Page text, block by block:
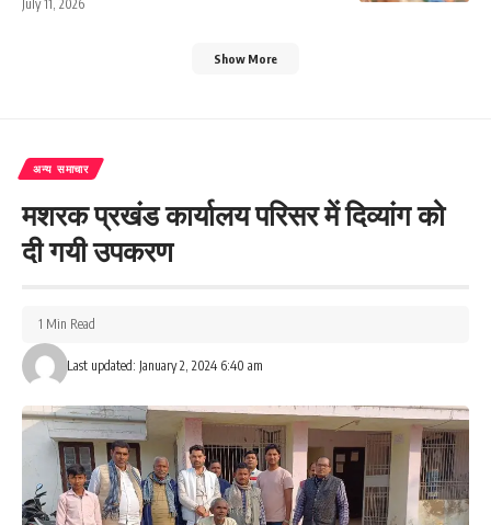
July 11, 2026
Show More
अन्य समाचार
मशरक प्रखंड कार्यालय परिसर में दिव्यांग को
दी गयी उपकरण
Last updated: January 2, 2024 6:40 am
1 Min Read